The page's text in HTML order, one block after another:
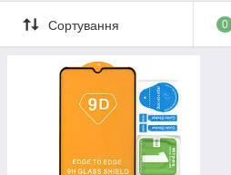
Сортування 0